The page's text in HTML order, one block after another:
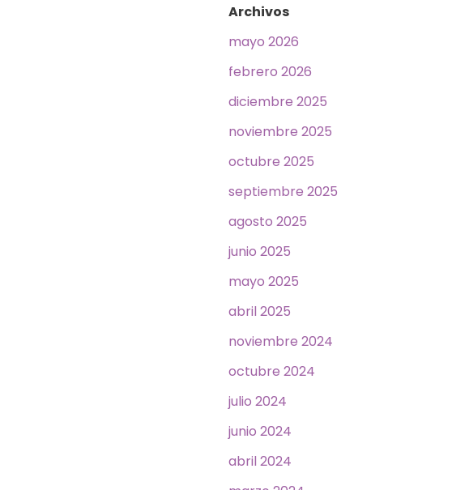
Archivos
mayo 2026
febrero 2026
diciembre 2025
noviembre 2025
octubre 2025
septiembre 2025
agosto 2025
junio 2025
mayo 2025
abril 2025
noviembre 2024
octubre 2024
julio 2024
junio 2024
abril 2024